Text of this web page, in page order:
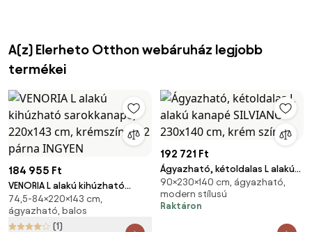
A(z) Elerheto Otthon webáruház legjobb
termékei
184 955 Ft
VENORIA L alakú kihúzható
sarokkanapé, 220x143 cm,
krémszínű + 2 párna INGYEN
74,5-84×220×143 cm,
ágyazható, balos
(1)
192 721 Ft
Ágyazható, kétoldalas L alakú
kanapé SILVIANO 230x140 cm,
krém színű
90×230×140 cm, ágyazható,
modern stílusú
Raktáron